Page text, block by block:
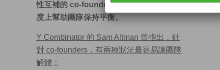
性互補的 co-founders ，便可以在一定程
度上幫助團隊保持平衡。
Y Combinator 的 Sam Altman 曾指出，針
對 co-founders，有兩種狀況最容易讓團隊
解體：